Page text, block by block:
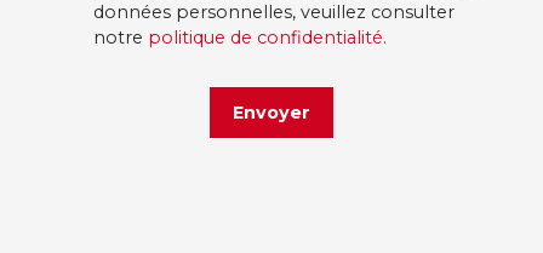
données personnelles, veuillez consulter
notre politique de confidentialité.
Envoyer